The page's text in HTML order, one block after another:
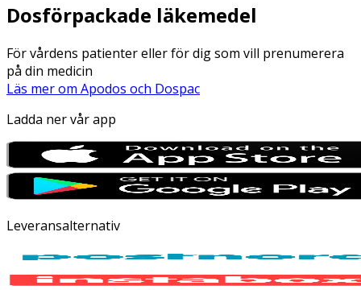
Dosförpackade läkemedel
För vårdens patienter eller för dig som vill prenumerera
på din medicin
Läs mer om Apodos och Dospac
Ladda ner vår app
Leveransalternativ